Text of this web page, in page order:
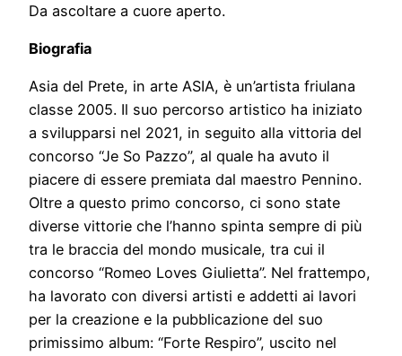
Da ascoltare a cuore aperto.
Biografia
Asia del Prete, in arte ASIA, è un’artista friulana
classe 2005. Il suo percorso artistico ha iniziato
a svilupparsi nel 2021, in seguito alla vittoria del
concorso “Je So Pazzo”, al quale ha avuto il
piacere di essere premiata dal maestro Pennino.
Oltre a questo primo concorso, ci sono state
diverse vittorie che l’hanno spinta sempre di più
tra le braccia del mondo musicale, tra cui il
concorso “Romeo Loves Giulietta”. Nel frattempo,
ha lavorato con diversi artisti e addetti ai lavori
per la creazione e la pubblicazione del suo
primissimo album: “Forte Respiro”, uscito nel